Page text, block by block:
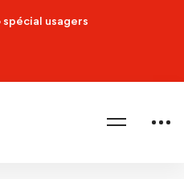
spécial usagers